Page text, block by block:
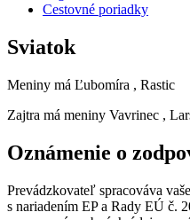
Cestovné poriadky
Sviatok
Meniny má Ľubomíra , Rastic
Zajtra má meniny Vavrinec ,
Oznámenie o
Prevádzkovateľ spracováva
s nariadením EP a Rady EÚ č.